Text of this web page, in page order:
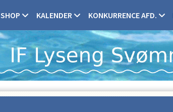
SHOP KALENDER KONKURRENCE AFD.